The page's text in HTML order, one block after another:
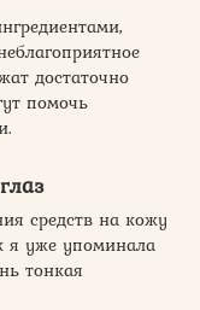
достаточно
помочь
средств на кожу
я уже упоминала
тонкая